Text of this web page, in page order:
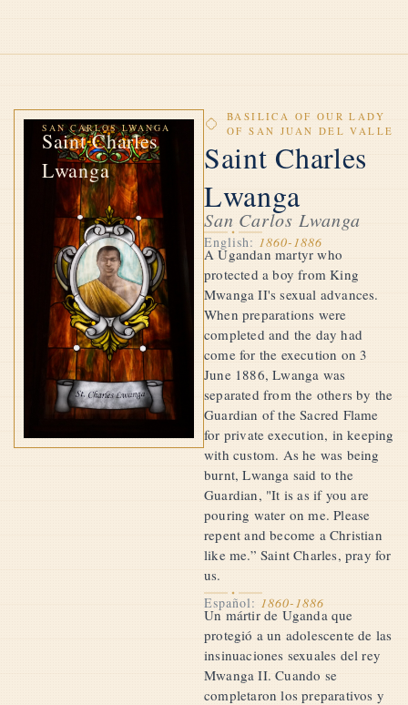
SAN CARLOS LWANGA
Saint Charles
Lwanga
BASILICA OF OUR LADY
OF SAN JUAN DEL VALLE
Saint Charles
Lwanga
San Carlos Lwanga
English: 1860-1886
A Ugandan martyr who
protected a boy from King
Mwanga II's sexual advances.
When preparations were
completed and the day had
come for the execution on 3
June 1886, Lwanga was
separated from the others by the
Guardian of the Sacred Flame
for private execution, in keeping
with custom. As he was being
burnt, Lwanga said to the
Guardian, "It is as if you are
pouring water on me. Please
repent and become a Christian
like me.” Saint Charles, pray for
us.
Español: 1860-1886
Un mártir de Uganda que
protegió a un adolescente de las
insinuaciones sexuales del rey
Mwanga II. Cuando se
completaron los preparativos y